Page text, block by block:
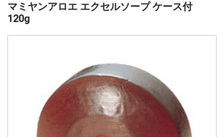
マミヤンアロエ エクセルソープ ケース付
120g